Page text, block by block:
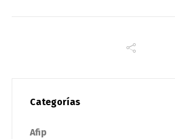
Categorías
Afip